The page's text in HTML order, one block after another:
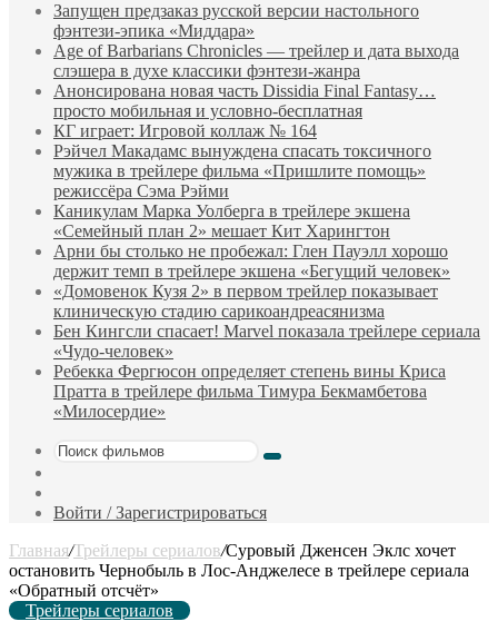
Запущен предзаказ русской версии настольного
фэнтези-эпика «Миддара»
Age of Barbarians Chronicles — трейлер и дата выхода
слэшера в духе классики фэнтези-жанра
Анонсирована новая часть Dissidia Final Fantasy…
просто мобильная и условно-бесплатная
КГ играет: Игровой коллаж № 164
Рэйчел Макадамс вынуждена спасать токсичного
мужика в трейлере фильма «Пришлите помощь»
режиссёра Сэма Рэйми
Каникулам Марка Уолберга в трейлере экшена
«Семейный план 2» мешает Кит Харингтон
Арни бы столько не пробежал: Глен Пауэлл хорошо
держит темп в трейлере экшена «Бегущий человек»
«Домовенок Кузя 2» в первом трейлер показывает
клиническую стадию сарикоандреасянизма
Бен Кингсли спасает! Marvel показала трейлере сериала
«Чудо-человек»
Ребекка Фергюсон определяет степень вины Криса
Пратта в трейлере фильма Тимура Бекмамбетова
«Милосердие»
Поиск
фильм
Войти / Зарегистрироваться
Главная/Трейлеры сериалов/Суровый Дженсен Эклс хочет
остановить Чернобыль в Лос-Анджелесе в трейлере сериала
«Обратный отсчёт»
Трейлеры сериалов